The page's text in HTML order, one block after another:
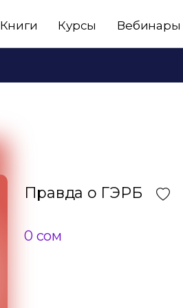
Книги Курсы Вебинары
Правда о ГЭРБ
0 сом